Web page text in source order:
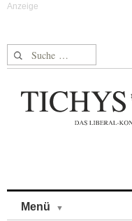
Suche nach:
Menü